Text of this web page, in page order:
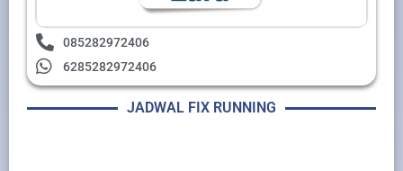
085282972406
6285282972406
JADWAL FIX RUNNING